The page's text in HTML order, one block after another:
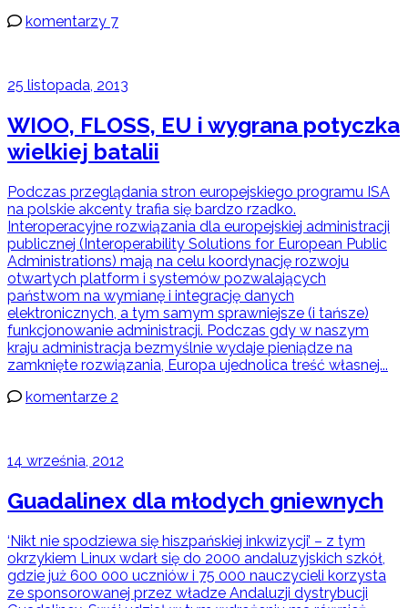
komentarzy 7
25 listopada, 2013
WIOO, FLOSS, EU i wygrana potyczka
wielkiej batalii
Podczas przeglądania stron europejskiego programu ISA
na polskie akcenty trafia się bardzo rzadko.
Interoperacyjne rozwiązania dla europejskiej administracji
publicznej (Interoperability Solutions for European Public
Administrations) mają na celu koordynację rozwoju
otwartych platform i systemów pozwalających
państwom na wymianę i integrację danych
elektronicznych, a tym samym sprawniejsze (i tańsze)
funkcjonowanie administracji. Podczas gdy w naszym
kraju administracja bezmyślnie wydaje pieniądze na
zamknięte rozwiązania, Europa ujednolica treść własnej...
komentarze 2
14 września, 2012
Guadalinex dla młodych gniewnych
‘Nikt nie spodziewa się hiszpańskiej inkwizycji’ – z tym
okrzykiem Linux wdarł się do 2000 andaluzyjskich szkół,
gdzie już 600 000 uczniów i 75 000 nauczycieli korzysta
ze sponsorowanej przez władze Andaluzji dystrybucji